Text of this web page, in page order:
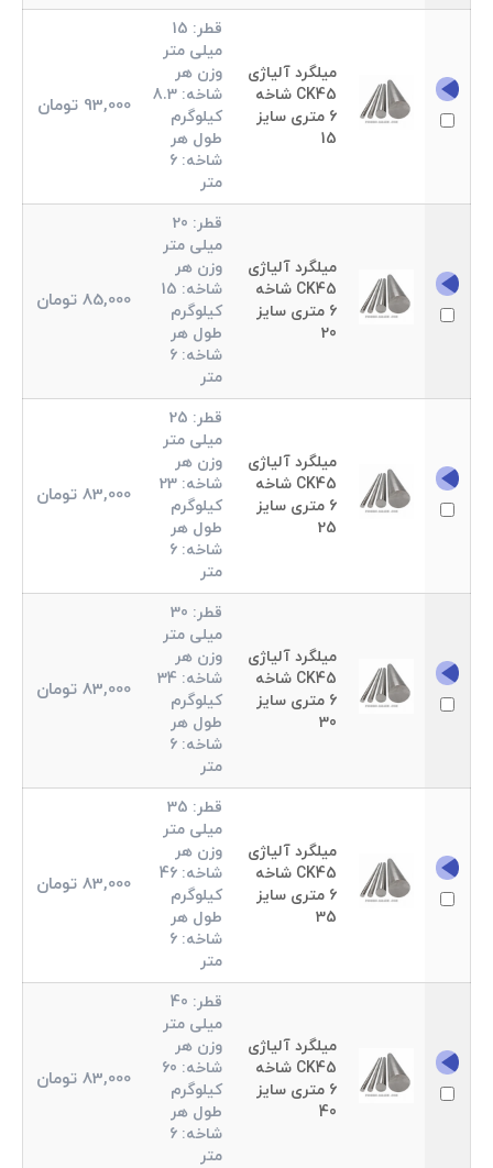
میلگرد آلیاژی
CK45 شاخه
6 متری سایز
15
قطر: 15
میلی متر
وزن هر
شاخه: 8.3
کیلوگرم
طول هر
شاخه: 6
متر
93,000 تومان
میلگرد آلیاژی
CK45 شاخه
6 متری سایز
20
قطر: 20
میلی متر
وزن هر
شاخه: 15
کیلوگرم
طول هر
شاخه: 6
متر
85,000 تومان
میلگرد آلیاژی
CK45 شاخه
6 متری سایز
25
قطر: 25
میلی متر
وزن هر
شاخه: 23
کیلوگرم
طول هر
شاخه: 6
متر
83,000 تومان
میلگرد آلیاژی
CK45 شاخه
6 متری سایز
30
قطر: 30
میلی متر
وزن هر
شاخه: 34
کیلوگرم
طول هر
شاخه: 6
متر
83,000 تومان
میلگرد آلیاژی
CK45 شاخه
6 متری سایز
35
قطر: 35
میلی متر
وزن هر
شاخه: 46
کیلوگرم
طول هر
شاخه: 6
متر
83,000 تومان
میلگرد آلیاژی
CK45 شاخه
6 متری سایز
40
قطر: 40
میلی متر
وزن هر
شاخه: 60
کیلوگرم
طول هر
شاخه: 6
متر
83,000 تومان